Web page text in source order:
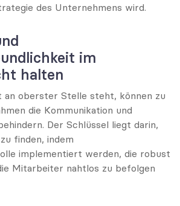
des Unternehmens wird.
im
halten
an oberster Stelle steht, können zu
die Kommunikation und
Der Schlüssel liegt darin,
finden, indem
implementiert werden, die robust
Mitarbeiter nahtlos zu befolgen